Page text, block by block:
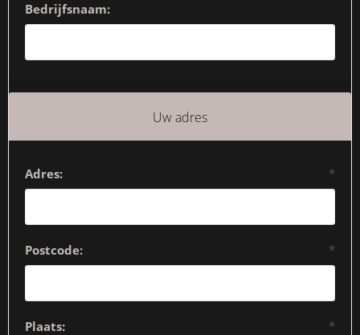
Bedrijfsnaam:
Uw adres
Adres: *
Postcode: *
Plaats: *